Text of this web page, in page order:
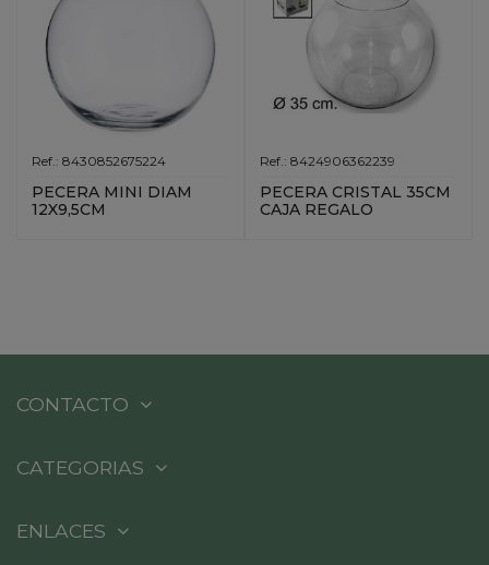
Ref.: 8430852675224
PECERA MINI DIAM
12X9,5CM
Ref.: 8424906362239
PECERA CRISTAL 35CM
CAJA REGALO
CONTACTO
CATEGORIAS
ENLACES